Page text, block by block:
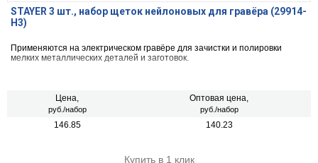
STAYER 3 шт., набор щеток нейлоновых для гравёра (29914-
H3)
Применяются на электрическом гравёре для зачистки и полировки
мелких металлических деталей и заготовок.
Цена,
руб./набор
Оптовая цена,
руб./набор
146.85 140.23
Купить в 1 клик